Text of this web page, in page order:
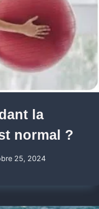
la
normal ?
25, 2024